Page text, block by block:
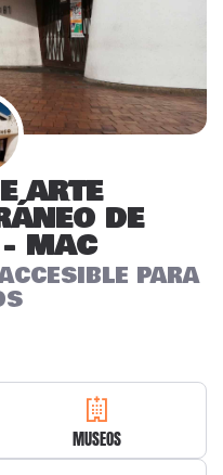
ARTE
DE
MAC
PARA
MUSEOS